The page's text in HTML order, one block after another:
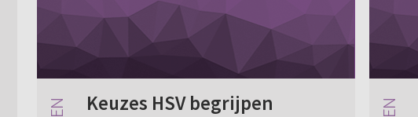
Keuzes HSV begrijpen